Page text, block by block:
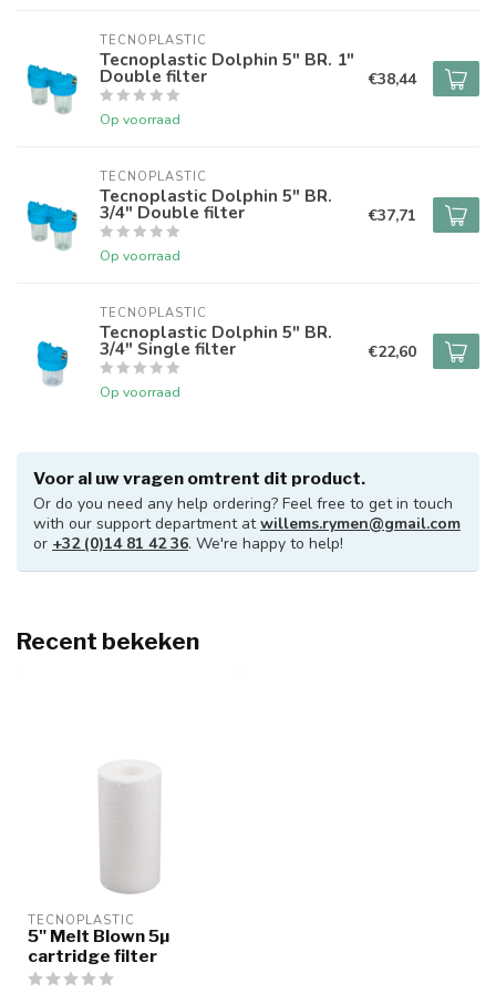
TECNOPLASTIC
Tecnoplastic Dolphin 5" BR. 1"
Double filter
Op voorraad
€38,44
TECNOPLASTIC
Tecnoplastic Dolphin 5" BR.
3/4" Double filter
Op voorraad
€37,71
TECNOPLASTIC
Tecnoplastic Dolphin 5" BR.
3/4" Single filter
Op voorraad
€22,60
Voor al uw vragen omtrent dit product.
Or do you need any help ordering? Feel free to get in touch
with our support department atwillems.rymen@gmail.com
or +32 (0)14 81 42 36. We're happy to help!
Recent bekeken
TECNOPLASTIC
5" Melt Blown 5µ
cartridge filter